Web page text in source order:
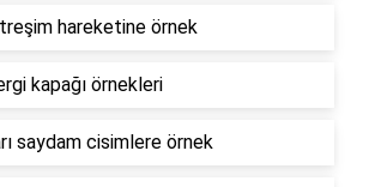
hareketine örnek
kapağı örnekleri
saydam cisimlere örnek